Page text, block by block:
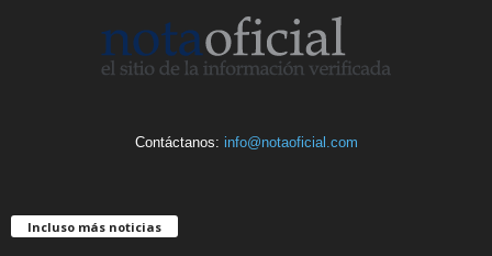
Contáctanos: info@notaoficial.com
Incluso más noticias